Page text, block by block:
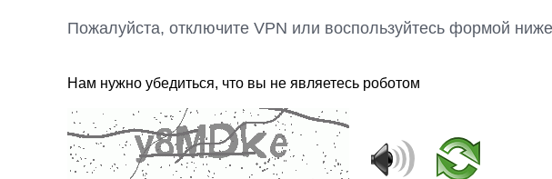
Пожалуйста, отключите VPN или воспользуйтесь формой
Нам нужно убедиться, что вы не являетесь роботом